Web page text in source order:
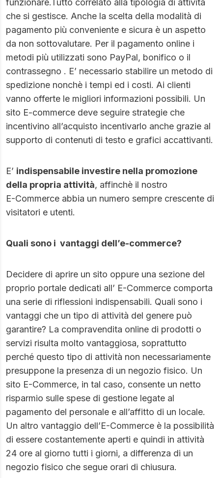
funzionare.Tutto correlato alla tipologia di attività
che si gestisce. Anche la scelta della modalità di
pagamento più conveniente e sicura è un aspetto
da non sottovalutare. Per il pagamento online i
metodi più utilizzati sono PayPal, bonifico o il
contrassegno . E’ necessario stabilire un metodo di
spedizione nonchè i tempi ed i costi. Ai clienti
vanno offerte le migliori informazioni possibili. Un
sito E-commerce deve seguire strategie che
incentivino all’acquisto incentivarlo anche grazie al
supporto di contenuti di testo e grafici accattivanti.
E’ indispensabile investire nella promozione
della propria attività, affinchè il nostro
E-Commerce abbia un numero sempre crescente di
visitatori e utenti.
Quali sono i vantaggi dell’e-commerce?
Decidere di aprire un sito oppure una sezione del
proprio portale dedicati all’ E-Commerce comporta
una serie di riflessioni indispensabili. Quali sono i
vantaggi che un tipo di attività del genere può
garantire? La compravendita online di prodotti o
servizi risulta molto vantaggiosa, soprattutto
perché questo tipo di attività non necessariamente
presuppone la presenza di un negozio fisico. Un
sito E-Commerce, in tal caso, consente un netto
risparmio sulle spese di gestione legate al
pagamento del personale e all’affitto di un locale.
Un altro vantaggio dell’E-Commerce è la possibilità
di essere costantemente aperti e quindi in attività
24 ore al giorno tutti i giorni, a differenza di un
negozio fisico che segue orari di chiusura.